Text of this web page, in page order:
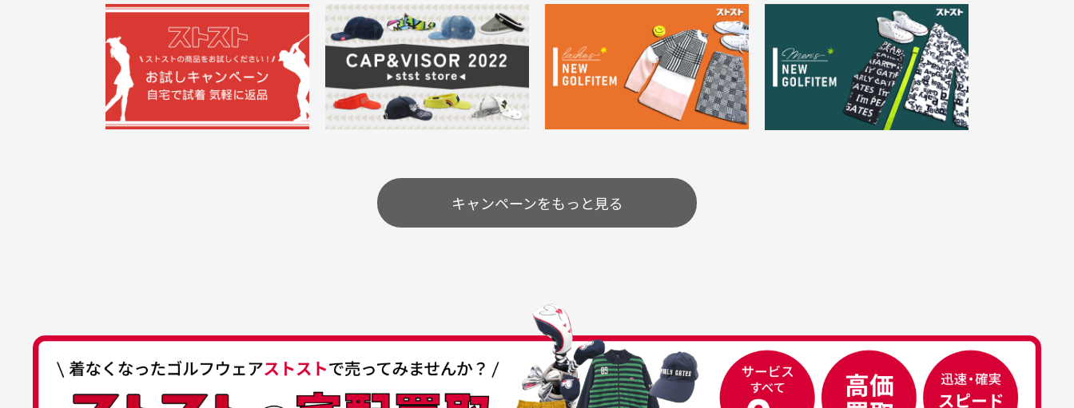
色名称の記載について
掲載写真はお使いのモニターや設定等
実寸サイズについて
一点一点手作業で計測しておりますの
行っておりますが、におい（煙草、香
水、お香、古着特有の香り、柔軟剤等)
が付着している場合がございます。
入荷した時点での付属品を記載させて
頂いております。直営店や正規代理店
にて購入された際と異なる場合や欠品
想像よりもキレイで良かっ
た！
早く送っていただきありがと
画像より商品は綺麗だった
と思いました
ポイントもすぐ使えて、お安
く購入することが出来まし
セールかつポイントも使え
て、お得に購入出来ました
セールかつポイントも使え
て、お得に購入出来ました。
状態も良く満足しておりま
す
欲しかったスカートが購入で
きました。状態も良く満足し
高価なブルゾンがお安く購
入できました
いつも素敵な商品をありが
とうございます
中古ゴルフウェアの品揃え
がすごい
安心して中古ウェアを買え
るお店です
お届け希望日時をご指定頂けます。
ご注文時にご指定下さい。
商品の受け渡しは、ゆうパックでの配送のみとさせて頂いております。
それ以降のご注文につきましては翌営業日の発送とさせて頂いております。
ご注文頂いてから7日以内をお振込み期限とさせていただきます。
お振込み期限が過ぎた場合は自動的にキャンセル扱いとなりますのでご了承くださいませ。
三菱UFJ銀行
和歌山支店
番号
7762261
他銀行から
キャンペーンをもっと見る